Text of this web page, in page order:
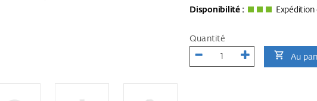
Disponibilité : Expédition
Quantité
Au